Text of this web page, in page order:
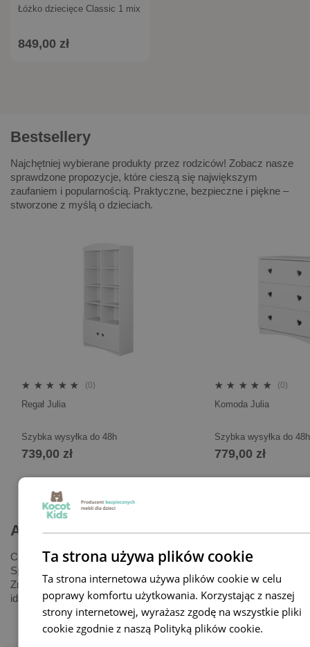
Łóżko dziecięce Classic 1 mix
849,00 zł
Bestsellery
Najchętniej wybierane produkty przez rodziców! Zobacz nasze
sprawdzone propozycje, które cieszą się największym
zaufaniem i popularnością. Praktyczne, bezpieczne i piękne –
stworzone z myślą o dzieciach.
(0)
Regał Julia
Szybka wysyłka do 48h
739,00 zł
(0)
Komoda Julia
Szybka wysyłka do 48h
779,00 zł
Aktualności
Chcesz stworzyć bezpieczny i inspirujący pokój dla dziecka?
Sprawdź nasze porady, inspiracje i praktyczne rozwiązania.
Znajdziesz tu wszystko, czego potrzebujesz, by urządzić
idealną przestrzeń dla swojej pociechy.
Ta strona używa plików cookie
Ta strona internetowa używa plików cookie w celu
poprawy komfortu użytkowania. Korzystając z naszej
strony internetowej, wyrażasz zgodę na wszystkie pliki
cookie zgodnie z naszą Polityką plików cookie.